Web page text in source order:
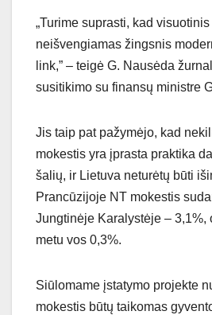
„Turime suprasti, kad
neišvengiamas žingsnis
link,” – teigė G. Nausėda
susitikimo su finansų ministre
Jis taip pat pažymėjo, kad
mokestis yra įprasta praktika
šalių, ir Lietuva neturėtų būti
Prancūzijoje NT mokestis
Jungtinėje Karalystėje – 3,1%,
metu vos 0,3%.
Siūlomame įstatymo projekte
mokestis būtų taikomas